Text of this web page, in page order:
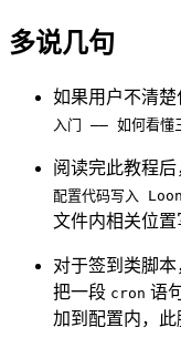
多说几句
如果用户不清
入门 —— 如何看懂
阅读完此教程后
配置代码写入
文件内相关位
对于签到类脚本
把一段 cron 语
加到配置内，